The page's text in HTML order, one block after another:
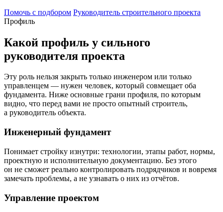
Помочь с подбором Руководитель строительного проекта
Профиль
Какой профиль у сильного
руководителя проекта
Эту роль нельзя закрыть только инженером или только
управленцем — нужен человек, который совмещает оба
фундамента. Ниже основные грани профиля, по которым
видно, что перед вами не просто опытный строитель,
а руководитель объекта.
Инженерный фундамент
Понимает стройку изнутри: технологии, этапы работ, нормы,
проектную и исполнительную документацию. Без этого
он не сможет реально контролировать подрядчиков и вовремя
замечать проблемы, а не узнавать о них из отчётов.
Управление проектом